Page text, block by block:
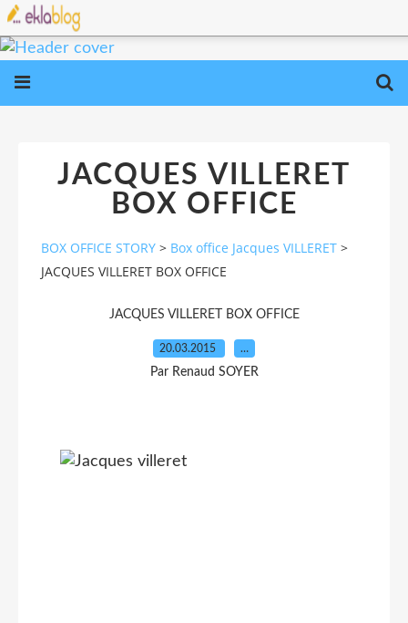
JACQUES VILLERET
BOX OFFICE
BOX OFFICE STORY > Box office Jacques VILLERET >
JACQUES VILLERET BOX OFFICE
JACQUES VILLERET BOX OFFICE
20.03.2015 …
Par Renaud SOYER